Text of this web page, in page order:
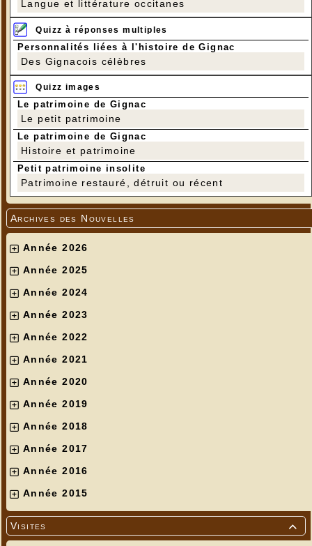
Langue et littérature occitanes
Quizz à réponses multiples
Personnalités liées à l'histoire de Gignac
Des Gignacois célèbres
Quizz images
Le patrimoine de Gignac
Le petit patrimoine
Le patrimoine de Gignac
Histoire et patrimoine
Petit patrimoine insolite
Patrimoine restauré, détruit ou récent
Archives des Nouvelles
Année 2026
Année 2025
Année 2024
Année 2023
Année 2022
Année 2021
Année 2020
Année 2019
Année 2018
Année 2017
Année 2016
Année 2015

Visites